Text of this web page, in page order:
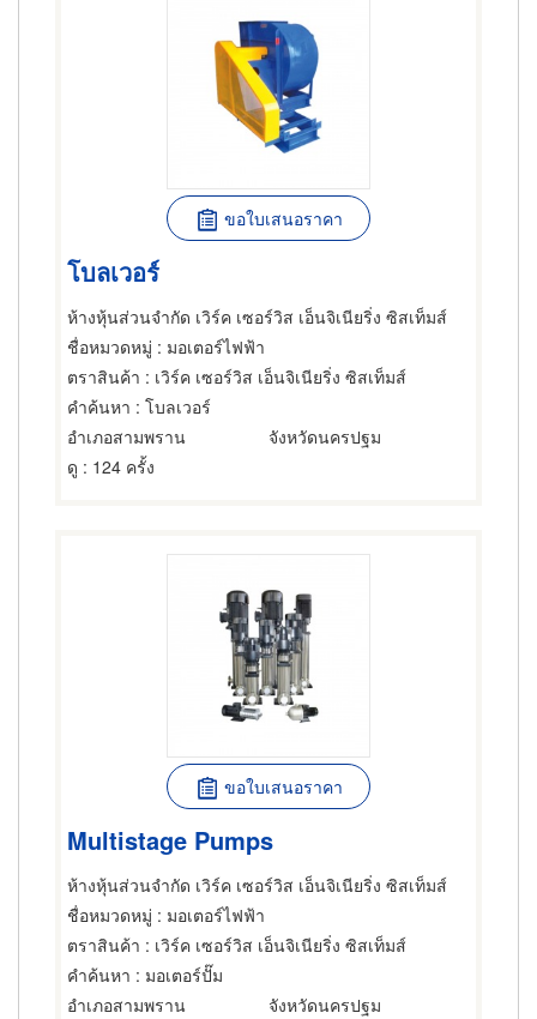
ขอใบเสนอราคา
โบลเวอร์
ห้างหุ้นส่วนจำกัด เวิร์ค เซอร์วิส เอ็นจิเนียริ่ง ซิสเท็มส์
ชื่อหมวดหมู่ : มอเตอร์ไฟฟ้า
ตราสินค้า : เวิร์ค เซอร์วิส เอ็นจิเนียริ่ง ซิสเท็มส์
คำค้นหา : โบลเวอร์
อำเภอสามพราน
จังหวัดนครปฐม
ดู : 124 ครั้ง
ขอใบเสนอราคา
Multistage Pumps
ห้างหุ้นส่วนจำกัด เวิร์ค เซอร์วิส เอ็นจิเนียริ่ง ซิสเท็มส์
ชื่อหมวดหมู่ : มอเตอร์ไฟฟ้า
ตราสินค้า : เวิร์ค เซอร์วิส เอ็นจิเนียริ่ง ซิสเท็มส์
คำค้นหา : มอเตอร์ปั๊ม
อำเภอสามพราน
จังหวัดนครปฐม